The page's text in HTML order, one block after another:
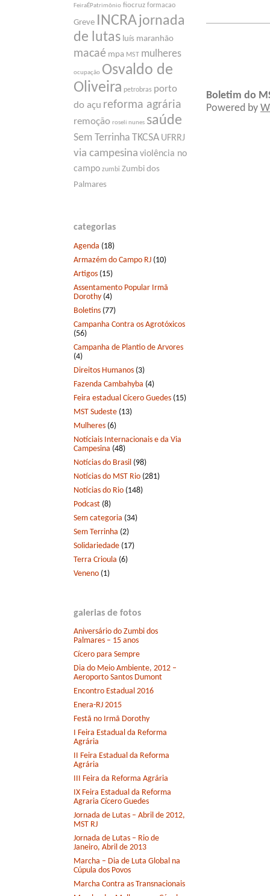
FeiraÉPatrimônio fiocruz formacao
Greve INCRA jornada
de lutas luís maranhão
macaé mpa MST mulheres
ocupação Osvaldo de
Oliveira petrobras porto
do açu reforma agrária
remoção roseli nunes saúde
Sem Terrinha TKCSA UFRRJ
via campesina violência no
campo zumbi Zumbi dos
Palmares
categorias
Agenda (18)
Armazém do Campo RJ (10)
Artigos (15)
Assentamento Popular Irmã
Dorothy (4)
Boletins (77)
Campanha Contra os Agrotóxicos
(56)
Campanha de Plantio de Arvores
(4)
Direitos Humanos (3)
Fazenda Cambahyba (4)
Feira estadual Cícero Guedes (15)
MST Sudeste (13)
Mulheres (6)
Notíciais Internacionais e da Via
Campesina (48)
Notícias do Brasil (98)
Notícias do MST Rio (281)
Notícias do Rio (148)
Podcast (8)
Sem categoria (34)
Sem Terrinha (2)
Solidariedade (17)
Terra Crioula (6)
Veneno (1)
galerias de fotos
Aniversário do Zumbi dos
Palmares – 15 anos
Cícero para Sempre
Dia do Meio Ambiente, 2012 –
Aeroporto Santos Dumont
Encontro Estadual 2016
Enera-RJ 2015
Festã no Irmã Dorothy
I Feira Estadual da Reforma
Agrária
II Feira Estadual da Reforma
Agrária
III Feira da Reforma Agrária
IX Feira Estadual da Reforma
Agraria Cícero Guedes
Jornada de Lutas – Abril de 2012,
MST RJ
Jornada de Lutas – Rio de
Janeiro, Abril de 2013
Marcha – Dia de Luta Global na
Cúpula dos Povos
Marcha Contra as Transnacionais
Boletim do
Powered by